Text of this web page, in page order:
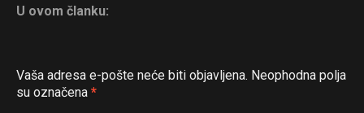
U ovom članku:
Vaša adresa e-pošte neće biti objavljena. Neophodna polja
su označena *